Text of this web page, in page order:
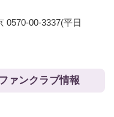
0570-00-3337(平日
ァンクラブ情報